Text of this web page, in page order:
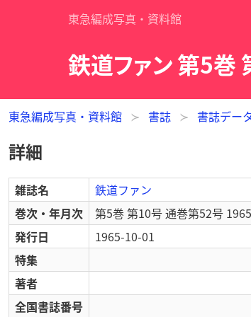
東急編成写真・資料館
鉄道ファン 第5
東急編成写真・資料館 書誌 書誌デー
詳細
雑誌名
鉄道ファン
巻次・年月次
第5巻 第10号 通巻第52号
発行日
1965-10-01
特集
著者
全国書誌番号